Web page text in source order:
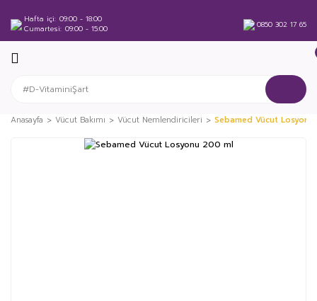
Hafta içi 09:00 - 18:00
Cumartesi 09:00 - 15:00 0850 302 17 65
Anasayfa Vücut Bakımı Vücut Nemlendiricileri Sebamed Vücut